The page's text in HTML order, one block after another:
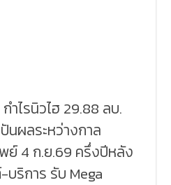
ำไรนิวไฮ 29.88 ลบ.
นผลระหว่างกาล
4 ก.ย.69 ครึ่งปีหลัง
การ รับ Mega